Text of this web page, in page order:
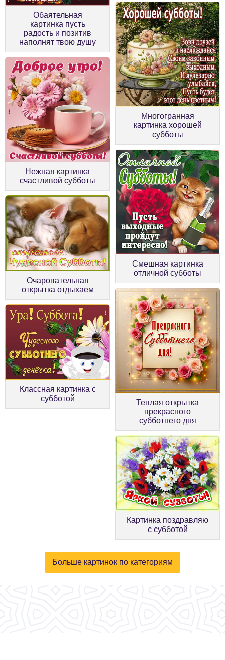
Обаятельная
картинка пусть
радость и позитив
наполнят твою душу
Многогранная
картинка хорошей
субботы
Нежная картинка
счастливой субботы
Смешная картинка
отличной субботы
Очаровательная
открытка отдыхаем
Теплая открытка
прекрасного
субботнего дня
Классная картинка с
субботой
Картинка поздравляю
с субботой
Больше картинок по категориям